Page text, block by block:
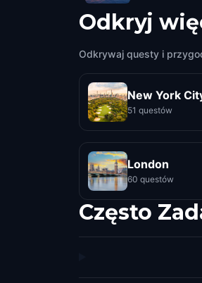
Odkryj
Odkrywaj questy i
New York
51 questów
London
60 questów
Często